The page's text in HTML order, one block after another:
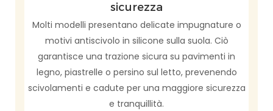
sicurezza
Molti modelli presentano delicate impugnature o
motivi antiscivolo in silicone sulla suola. Ciò
garantisce una trazione sicura su pavimenti in
legno, piastrelle o persino sul letto, prevenendo
scivolamenti e cadute per una maggiore sicurezza
e tranquillità.